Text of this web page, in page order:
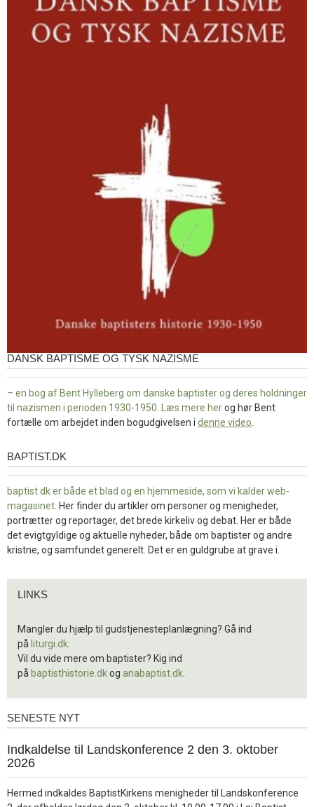
DANSK BAPTISME OG TYSK NAZISME
– en bog af Bent Hylleberg om danske baptister og deres holdninger
til nazismen i perioden 1930-1950. Læs mere herog hør Bent
fortælle om arbejdet inden bogudgivelsen i denne video
baptist.dk
BAPTIST.DK
baptist.dk er både et blad og en hjemmeside, som vi kalder web-
magasinet . Her finder du artikler om personer og menigheder,
portrætter og reportager, det brede kirkeliv og debat. Her er både
det evigtgyldige og aktuelle nyheder, både om baptister og andre
kristne, og samfundet generelt. Det er en guldgrube at grave i.
LINKS
Mangler du hjælp til gudstjenesteplanlægning? Gå ind
på liturgi.dk
Vil du vide mere om baptister? Kig ind
på baptisthistorie.dkog anabaptist.dk
Seneste
SENESTE NYT
1.
jul.
Indkaldelse til Landskonference 2 den 3. oktober
2026
Hermed indkaldes BaptistKirkens menigheder til Landskonference